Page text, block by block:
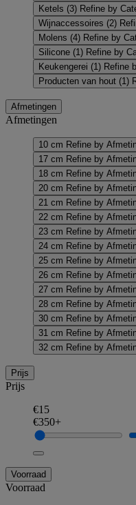
Ketels (3) Refine by
Wijnaccessoires (2)
Molens (4) Refine by
Silicone (1) Refine by
Keukengerei (1) Refine
Producten van hout (1)
Afmetingen
Afmetingen
10 cm Refine by
17 cm Refine by
18 cm Refine by
20 cm Refine by
21 cm Refine by
22 cm Refine by
23 cm Refine by
24 cm Refine by
25 cm Refine by
26 cm Refine by
27 cm Refine by
28 cm Refine by
30 cm Refine by
31 cm Refine by
32 cm Refine by
Prijs
Prijs
€15
€350+
Voorraad
Voorraad